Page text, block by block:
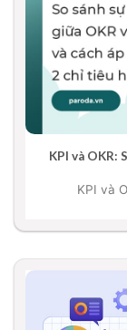
KPI và OKR:
KPI và